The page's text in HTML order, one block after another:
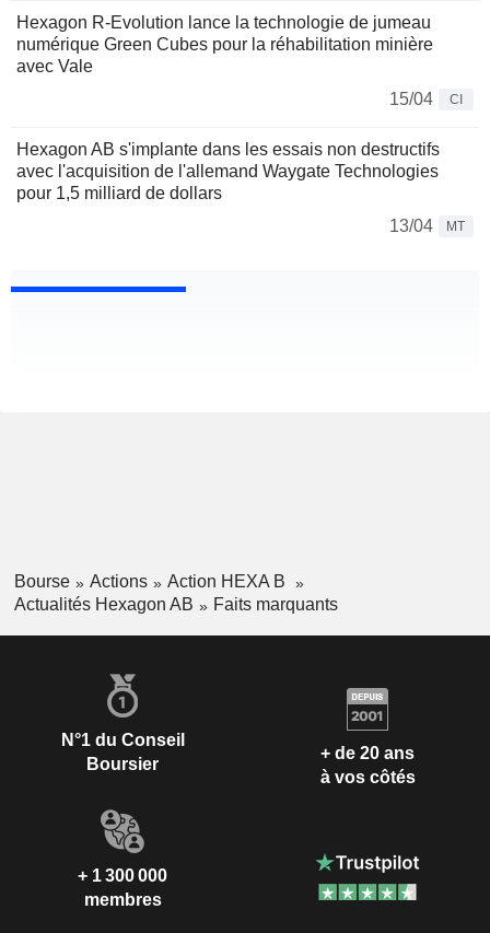
Hexagon R-Evolution lance la technologie de jumeau
numérique Green Cubes pour la réhabilitation minière
avec Vale
15/04
CI
Hexagon AB s'implante dans les essais non destructifs
avec l'acquisition de l'allemand Waygate Technologies
pour 1,5 milliard de dollars
13/04
MT
Bourse Actions
Action HEXA B
Actualités Hexagon AB
Faits marquants
N°1 du Conseil
Boursier
+ de 20 ans
à vos côtés
+ 1 300 000
membres